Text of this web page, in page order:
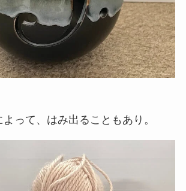
って、はみ出ることもあり。